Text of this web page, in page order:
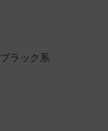
ブラック系